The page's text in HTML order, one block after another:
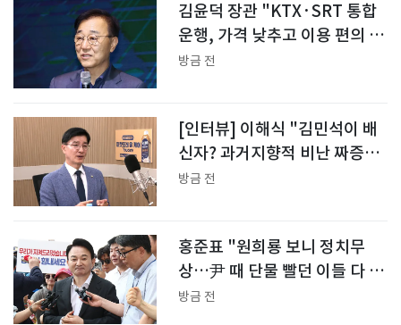
김윤덕 장관 "KTX·SRT 통합
운행, 가격 낮추고 이용 편의 높
였다"
방금 전
[인터뷰] 이해식 "김민석이 배
신자? 과거지향적 비난 짜증날
지경"
방금 전
홍준표 "원희룡 보니 정치무
상…尹 때 단물 빨던 이들 다 어
디 갔나"
방금 전